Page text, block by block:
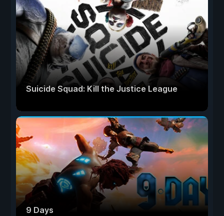
Suicide Squad: Kill the Justice League
9 Days